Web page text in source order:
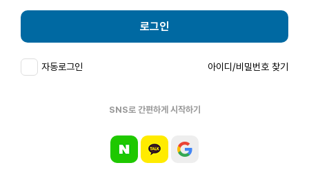
로그인
자동로그인 아이디/비밀번호 찾기
SNS로 간편하게 시작하기